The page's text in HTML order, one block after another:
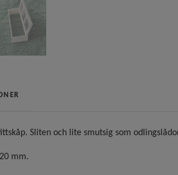
Sliten och lite smutsig som
mm.